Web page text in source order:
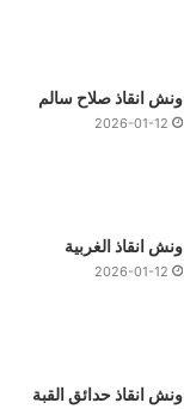
ونش انقاذ صلاح سالم
2026-01-12
ونش انقاذ الغربية
2026-01-12
ونش انقاذ حدائق القبة